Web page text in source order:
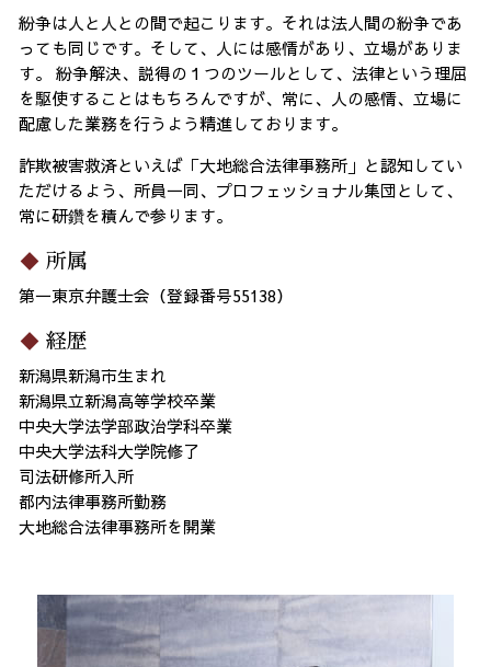
紛争は人と人との間で起こります。それは法人間の紛争であ
っても同じです。そして、人には感情があり、立場がありま
す。 紛争解決、説得の１つのツールとして、法律という理屈
を駆使することはもちろんですが、常に、人の感情、立場に
配慮した業務を行うよう精進しております。
詐欺被害救済といえば「大地総合法律事務所」と認知してい
ただけるよう、所員一同、プロフェッショナル集団として、
常に研鑽を積んで参ります。
所属
第一東京弁護士会（登録番号55138）
経歴
新潟県新潟市生まれ
新潟県立新潟高等学校卒業
中央大学法学部政治学科卒業
中央大学法科大学院修了
司法研修所入所
都内法律事務所勤務
大地総合法律事務所を開業